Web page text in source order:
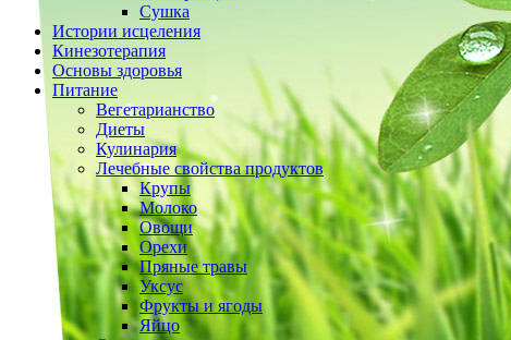
Сушка
Истории исцеления
Кинезотерапия
Основы здоровья
Питание
Вегетарианство
Диеты
Кулинария
Лечебные свойства продуктов
Крупы
Молоко
Овощи
Орехи
Пряные травы
Уксус
Фрукты и ягоды
Яйцо